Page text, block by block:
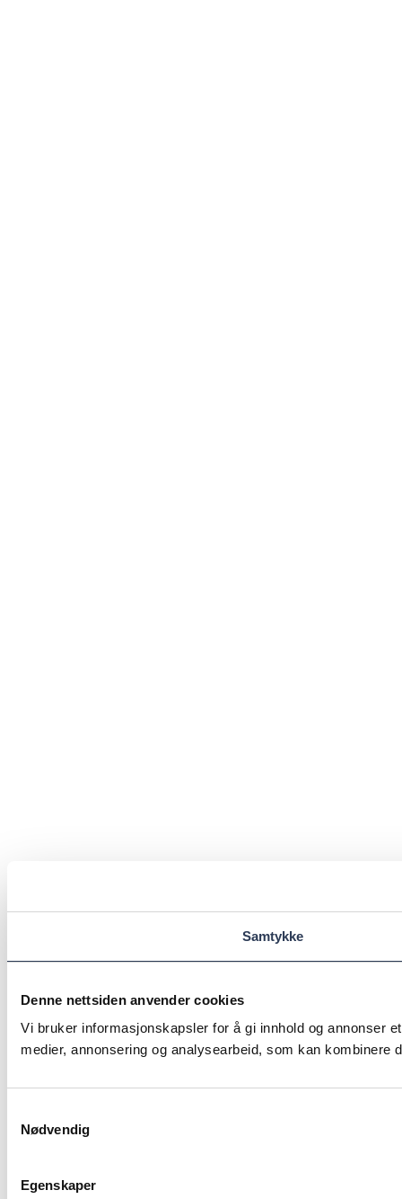
Samtykke
Denne nettsiden anvender cookies
Vi bruker informasjonskapsler for å gi innhold og annonser
medier, annonsering og analysearbeid, som kan
Nødvendig
Egenskaper